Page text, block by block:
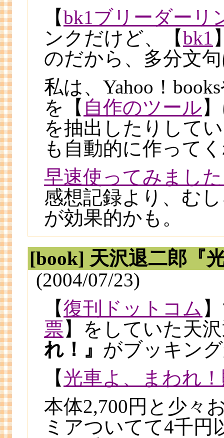
【bk1ブリーダーリ
ンクだけど、【bk1
のだから、多分文
私は、Yahoo！
を【 自作のツール
を抽出したりして
も自動的に作って
早速使ってみまし
感想記録より、む
が効果的かも。
[book] 天沢退二郎『
(2004/07/23)
【復刊ドットコム
票】をしていた天
れ！』 がブッキン
【光車よ、まわれ
本体2,700円と少々
ミアついてて4千